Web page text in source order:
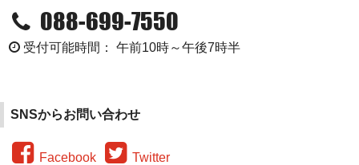
088-699-7550
受付可能時間： 午前10時～午後7時半
SNSからお問い合わせ
Facebook Twitter